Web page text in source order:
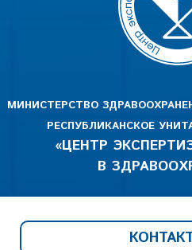
МИНИСТЕРСТВО
РЕСПУБЛИКАНСКОЕ
«ЦЕНТР
В